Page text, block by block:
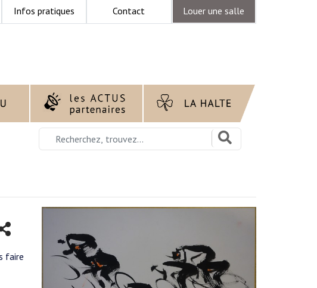
Infos pratiques Contact Louer une salle
faire